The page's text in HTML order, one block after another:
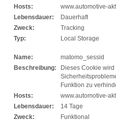
Hosts:
www.automotive-
Lebensdauer:
Dauerhaft
Zweck:
Tracking
Typ:
Local Storage
Name:
matomo_sessid
Beschreibung:
Dieses Cookie
Funktion zu
Hosts:
www.automotive-
Lebensdauer:
14 Tage
Zweck:
Funktional